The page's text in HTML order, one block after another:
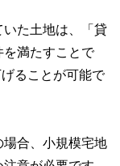
た土地は、「貸
満たすことで
げることが可能で
合、小規模宅地